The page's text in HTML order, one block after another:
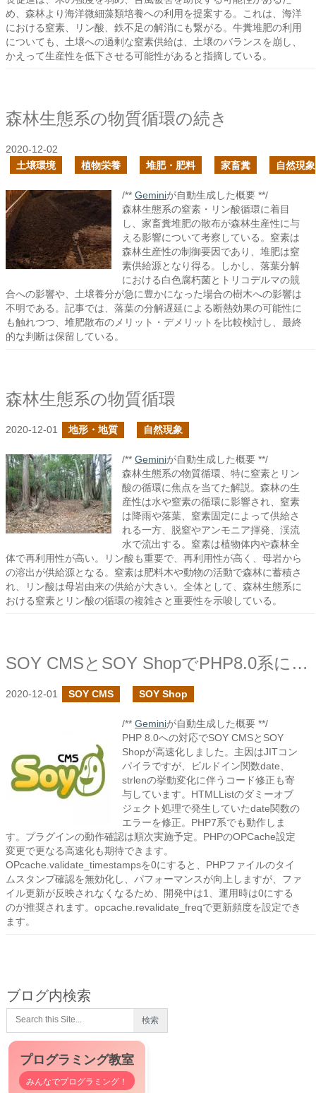
め、森林より海洋微細藻類培養への利用を提案する。これは、海洋
における窒素、リン酸、鉄不足の解消にも繋がる。牛糞堆肥の利用
についても、土壌への過剰な窒素供給は、土壌のバランスを崩し、
かえって生産性を低下させる可能性があると指摘している。
森林生態系の物質循環の続き
2020-12-02
土壌環境
植物栄養 堆肥・肥料 家畜糞 自然現象
/** Geminiが自動生成した概要 **/
森林生態系の窒素・リン酸循環に着目
し、家畜糞堆肥の散布が森林生産性に与
える影響について考察している。窒素は
森林生産性の制御要因であり、堆肥は窒
素供給源となり得る。しかし、落葉分解
における白色腐朽菌とトリコデルマの競
合への影響や、土壌養分が急に豊かになった場合の樹木への影響は
不明である。記事では、落葉の分解遅延による断熱効果の可能性に
も触れつつ、堆肥散布のメリット・デメリットを比較検討し、最終
的な判断は保留している。
森林生態系の物質循環
2020-12-01 地形・地質 自然現象
/** Geminiが自動生成した概要 **/
森林生態系の物質循環、特に窒素とリン
酸の循環に焦点を当てた解説。森林の生
産性は水や窒素の循環に影響され、窒素
は降雨や落葉、窒素固定によって供給さ
れる一方、脱窒やアンモニア揮発、渓流
水で流出する。窒素は植物体内や森林全
体で再利用性が高い。リン酸も重要で、再利用性が高く、母岩から
の溶出が供給源となる。窒素は肥料木や動物の活動で森林に蓄積さ
れ、リン酸は母岩由来の供給が大きい。全体として、森林生態系に
おける窒素とリン酸の循環の複雑さと重要性を示唆している。
SOY CMSとSOY ShopでPHP8.0系に対応しています
2020-12-01 SOY CMS SOY Shop
/** Geminiが自動生成した概要 **/
PHP 8.0への対応でSOY CMSとSOY
Shopが高速化しました。主因はJITコン
パイラですが、ビルドイン関数date、
strlenの挙動変化に伴うコード修正も寄
与しています。HTMLListのダミーオブ
ジェクト処理で発生していたdate関数の
エラーを修正。PHP7系でも動作しま
す。プラグインの動作確認は順次実施予定。PHPのOPCache設定
変更で更なる高速化も期待できます。
OPcache.validate_timestampsを0にすると、PHPファイルのタイ
ムスタンプ確認を無効化し、パフォーマンスが向上しますが、ファ
イル更新が反映されなくなるため、開発中は1、運用時は0にする
のが推奨されます。opcache.revalidate_freqで更新頻度を設定でき
ます。
ブログ内検索
プログラミング教室
みんなでプログラミング！